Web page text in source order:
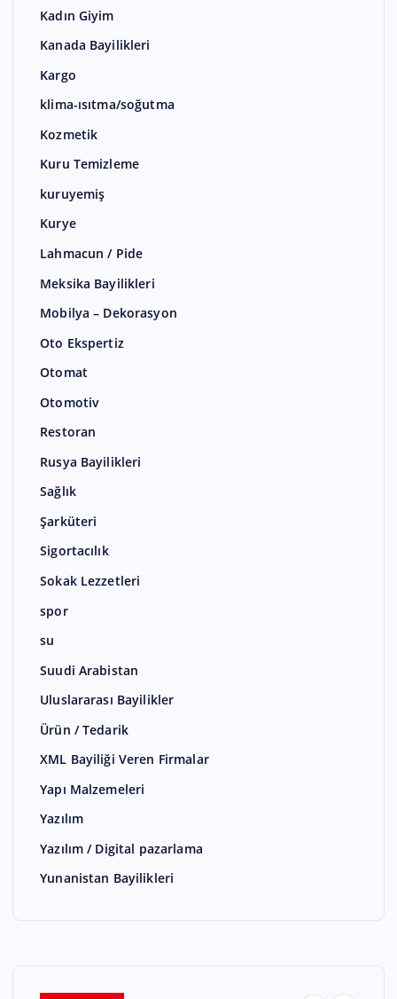
Kadın Giyim
Kanada Bayilikleri
Kargo
klima-ısıtma/soğutma
Kozmetik
Kuru Temizleme
kuruyemiş
Kurye
Lahmacun / Pide
Meksika Bayilikleri
Mobilya – Dekorasyon
Oto Ekspertiz
Otomat
Otomotiv
Restoran
Rusya Bayilikleri
Sağlık
Şarküteri
Sigortacılık
Sokak Lezzetleri
spor
su
Suudi Arabistan
Uluslararası Bayilikler
Ürün / Tedarik
XML Bayiliği Veren Firmalar
Yapı Malzemeleri
Yazılım
Yazılım / Digital pazarlama
Yunanistan Bayilikleri